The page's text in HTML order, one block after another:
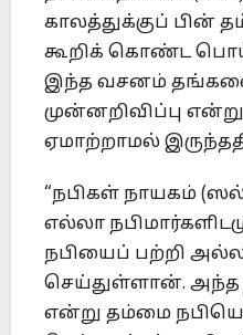
காலத்துக்குப் பின்
கூறிக் கொண்ட
இந்த வசனம்
முன்னறிவிப்பு
ஏமாற்றாமல்
“நபிகள் நாயகம்
எல்லா
நபியைப் பற்றி
செய்துள்ளான். அந்த
என்று தம்மை